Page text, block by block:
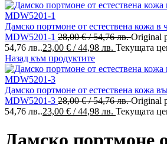
Дамско портмоне от естествена кожа в
MDW5201-1 28,00€/ 54,76 лв.Original
54,76 лв..23,00 € / 44,98 лв. Текущата
Назад към продуктите
Дамско портмоне от естествена кожа
MDW5201-3 28,00€/ 54,76 лв.Original
54,76 лв..23,00 € / 44,98 лв. Текущата